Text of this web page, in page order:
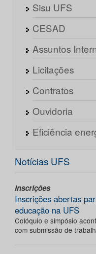
Sisu UFS
CESAD
Assuntos
Licitações
Contratos
Ouvidoria
Eficiência
Notícias UFS
Inscrições
Inscrições abertas
educação na UFS
Colóquio e simpósio
com submissão de